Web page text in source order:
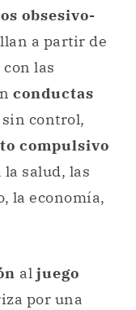
obsesivo-
a partir de
las
conductas
sin control,
compulsivo
salud, las
la economía,
al juego
por una